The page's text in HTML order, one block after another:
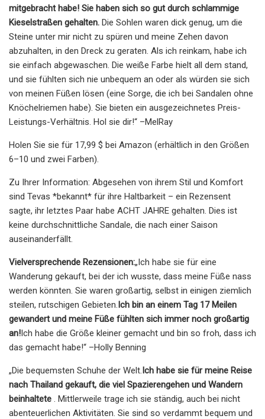
mitgebracht habe! Sie haben sich so gut durch schlammige
Kieselstraßen gehalten. Die Sohlen waren dick genug, um die
Steine ​​unter mir nicht zu spüren und meine Zehen davon
abzuhalten, in den Dreck zu geraten. Als ich reinkam, habe ich
sie einfach abgewaschen. Die weiße Farbe hielt all dem stand,
und sie fühlten sich nie unbequem an oder als würden sie sich
von meinen Füßen lösen (eine Sorge, die ich bei Sandalen ohne
Knöchelriemen habe). Sie bieten ein ausgezeichnetes Preis-
Leistungs-Verhältnis. Hol sie dir!“ –MelRay
Holen Sie sie für 17,99 $ bei Amazon (erhältlich in den Größen
6–10 und zwei Farben).
Zu Ihrer Information: Abgesehen von ihrem Stil und Komfort
sind Tevas *bekannt* für ihre Haltbarkeit – ein Rezensent
sagte, ihr letztes Paar habe ACHT JAHRE gehalten. Dies ist
keine durchschnittliche Sandale, die nach einer Saison
auseinanderfällt.
Vielversprechende Rezensionen:„Ich habe sie für eine
Wanderung gekauft, bei der ich wusste, dass meine Füße nass
werden könnten. Sie waren großartig, selbst in einigen ziemlich
steilen, rutschigen Gebieten.Ich bin an einem Tag 17 Meilen
gewandert und meine Füße fühlten sich immer noch großartig
an!Ich habe die Größe kleiner gemacht und bin so froh, dass ich
das gemacht habe!“ –Holly Benning
„Die bequemsten Schuhe der Welt.Ich habe sie für meine Reise
nach Thailand gekauft, die viel Spazierengehen und Wandern
beinhaltete . Mittlerweile trage ich sie ständig, auch bei nicht
abenteuerlichen Aktivitäten. Sie sind so verdammt bequem und